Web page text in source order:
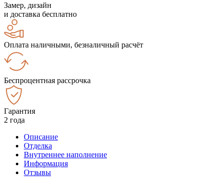
Замер, дизайн
и доставка бесплатно
Оплата наличными, безналичный расчёт
Беспроцентная рассрочка
Гарантия
2 года
Описание
Отделка
Внутреннее наполнение
Информация
Отзывы